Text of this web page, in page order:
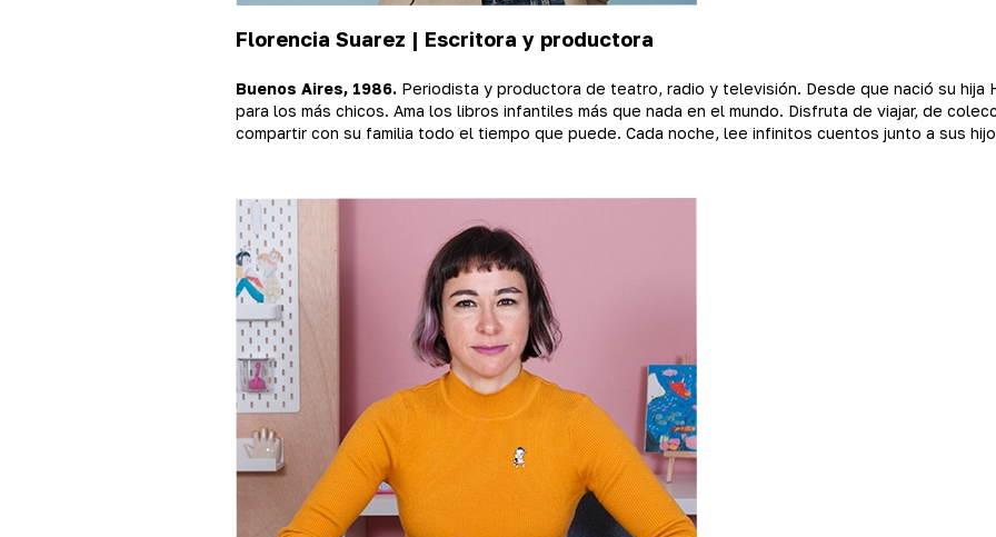
Florencia Suarez | Escritora y productora
Buenos Aires, 1986. Periodista y productora de teatro, radio y televisión. Desde que nació su hija
para los más chicos. Ama los libros infantiles más que nada en el mundo. Disfruta de viajar, de
compartir con su familia todo el tiempo que puede. Cada noche, lee infinitos cuentos junto a sus